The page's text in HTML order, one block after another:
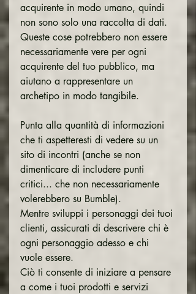
acquirente in modo umano, quindi
non sono solo una raccolta di dati.
Queste cose potrebbero non essere
necessariamente vere per ogni
acquirente del tuo pubblico, ma
aiutano a rappresentare un
archetipo in modo tangibile.
Punta alla quantità di informazioni
che ti aspetteresti di vedere su un
sito di incontri (anche se non
dimenticare di includere punti
critici... che non necessariamente
volerebbero su Bumble).
Mentre sviluppi i personaggi dei tuoi
clienti, assicurati di descrivere chi è
ogni personaggio adesso e chi
vuole essere.
Ciò ti consente di iniziare a pensare
a come i tuoi prodotti e servizi